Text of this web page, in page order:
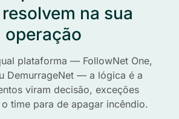
na sua
operação
plataforma — FollowNet One,
DemurrageNet — a lógica é a
viram decisão, exceções
time para de apagar incêndio.